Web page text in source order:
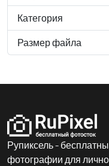
Категория
Размер файла
Рупиксель -
фотографии для